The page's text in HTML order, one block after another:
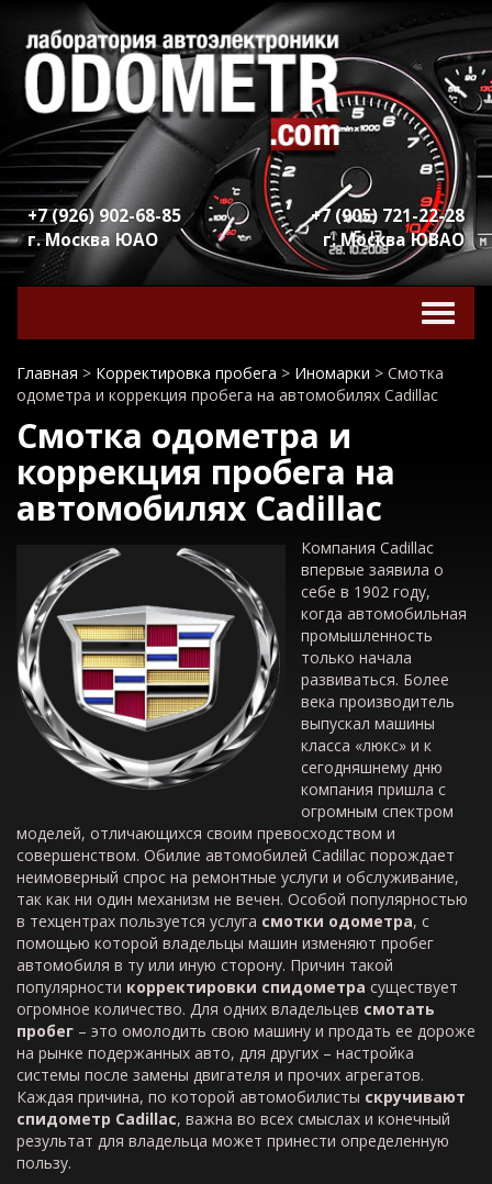
+7 (926) 902-68-85
г. Москва ЮАО
+7 (905) 721-22-28
г. Москва ЮВАО
Главная > Корректировка пробега > Иномарки > Смотка
одометра и коррекция пробега на автомобилях Cadillac
Смотка одометра и
коррекция пробега на
автомобилях Cadillac
Компания Cadillac
впервые заявила о
себе в 1902 году,
когда автомобильная
промышленность
только начала
развиваться. Более
века производитель
выпускал машины
класса «люкс» и к
сегодняшнему дню
компания пришла с
огромным спектром
моделей, отличающихся своим превосходством и
совершенством. Обилие автомобилей Cadillac порождает
неимоверный спрос на ремонтные услуги и обслуживание,
так как ни один механизм не вечен. Особой популярностью
в техцентрах пользуется услуга смотки одометра, с
помощью которой владельцы машин изменяют пробег
автомобиля в ту или иную сторону. Причин такой
популярности корректировки спидометра существует
огромное количество. Для одних владельцев смотать
пробег – это омолодить свою машину и продать ее дороже
на рынке подержанных авто, для других – настройка
системы после замены двигателя и прочих агрегатов.
Каждая причина, по которой автомобилисты скручивают
спидометр Cadillac, важна во всех смыслах и конечный
результат для владельца может принести определенную
пользу.